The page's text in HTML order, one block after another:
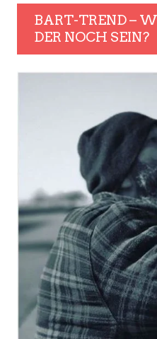
BART-TREND –
DER NOCH SEIN?